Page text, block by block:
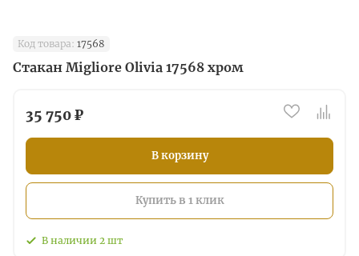
Код товара: 17568
Стакан Migliore Olivia 17568 хром
35 750 ₽
В корзину
Купить в 1 клик
В наличии 2 шт